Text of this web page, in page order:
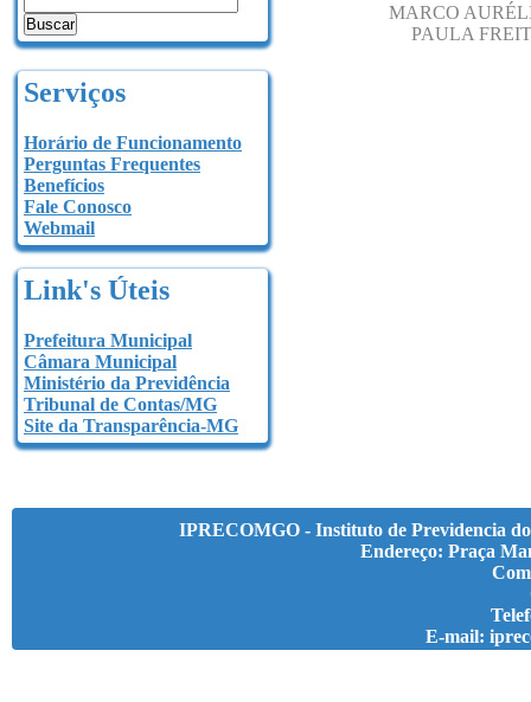
Serviços
Horário de Funcionamento
Perguntas Frequentes
Benefícios
Fale Conosco
Webmail
Link's Úteis
Prefeitura Municipal
Câmara Municipal
Ministério da Previdência
Tribunal de Contas/MG
Site da Transparência-MG
MARCO
PAULA
IPRECOMGO - Instituto de Previdencia
Endereço: Praça
E-mail: